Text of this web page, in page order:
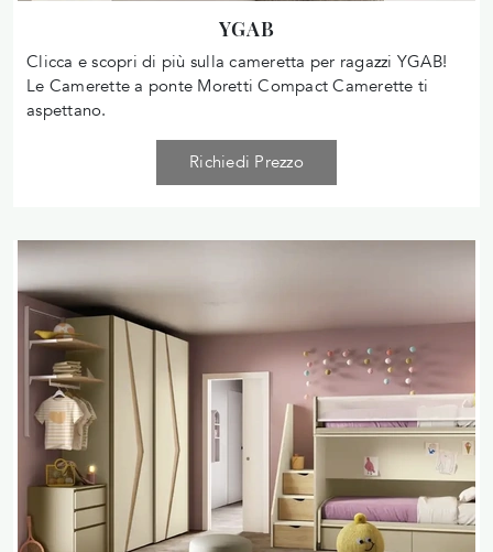
YGAB
Clicca e scopri di più sulla cameretta per ragazzi YGAB!
Le Camerette a ponte Moretti Compact Camerette ti
aspettano.
Richiedi Prezzo